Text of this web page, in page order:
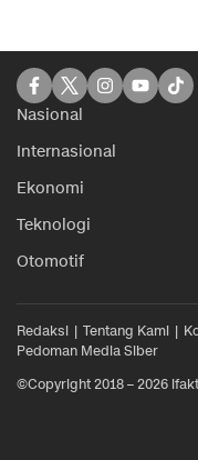
Nasional
Internasional
Ekonomi
Teknologi
Otomotif
Redaksi Tentang Kami
Pedoman Media Siber
©Copyright 2018 – 2026